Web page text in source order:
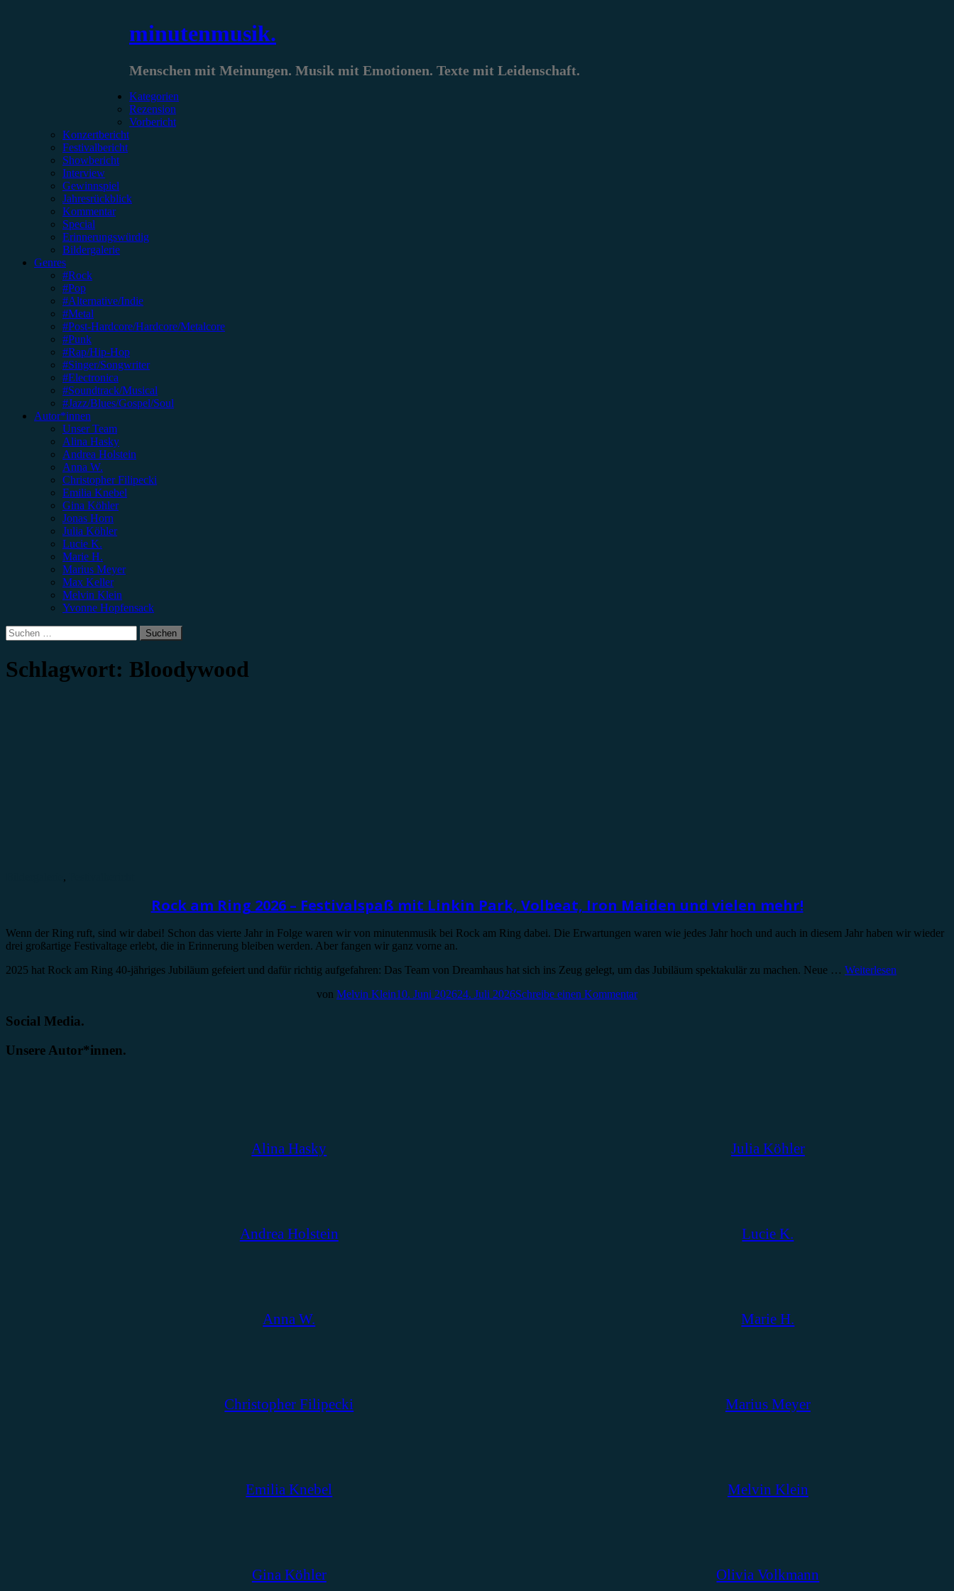
minutenmusik.
Menschen mit Meinungen. Musik mit Emotionen. Texte mit Leidenschaft.
Kategorien
Rezension
Vorbericht
Konzertbericht
Festivalbericht
Showbericht
Interview
Gewinnspiel
Jahresrückblick
Kommentar
Special
Erinnerungswürdig
Bildergalerie
Genres
#Rock
#Pop
#Alternative/Indie
#Metal
#Post-Hardcore/Hardcore/Metalcore
#Punk
#Rap/Hip-Hop
#Singer/Songwriter
#Electronica
#Soundtrack/Musical
#Jazz/Blues/Gospel/Soul
Autor*innen
Unser Team
Alina Hasky
Andrea Holstein
Anna W.
Christopher Filipecki
Emilia Knebel
Gina Köhler
Jonas Horn
Julia Köhler
Lucie K.
Marie H.
Marius Meyer
Max Keller
Melvin Klein
Yvonne Hopfensack
Suchen
nach:
Schlagwort: Bloodywood
,
Rock am Ring 2026 – Festivalspaß mit Linkin Park, Volbeat, Iron Maiden und vielen mehr!
Wenn der Ring ruft, sind wir dabei! Schon das vierte Jahr in Folge waren wir von minutenmusik bei Rock am Ring dabei. Die Erwartungen waren wie jedes Jahr hoch und auch in diesem Jahr haben wir wieder
drei großartige Festivaltage erlebt, die in Erinnerung bleiben werden. Aber fangen wir ganz vorne an.
2025 hat Rock am Ring 40-jähriges Jubiläum gefeiert und dafür richtig aufgefahren: Das Team von Dreamhaus hat sich ins Zeug gelegt, um das Jubiläum spektakulär zu machen. Neue … Weiterlesen
von Melvin Klein10. Juni 202624. Juli 2026Schreibe einen Kommentar
Social Media.
Unsere Autor*innen.
Alina Hasky
Andrea Holstein
Anna W.
Christopher Filipecki
Emilia Knebel
Gina Köhler
Julia Köhler
Lucie K.
Marie H.
Marius Meyer
Melvin Klein
Olivia Volkmann